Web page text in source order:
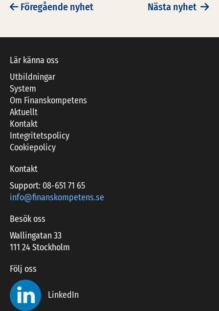
POST NAVIGATION
Föregående nyhet Nästa nyhet
Lär känna oss
Utbildningar
System
Om Finanskompetens
Aktuellt
Kontakt
Integritetspolicy
Cookiepolicy
Kontakt
Support: 08-651 71 65
info@finanskompetens.se
Besök oss
Wallingatan 33
111 24 Stockholm
Följ oss
LinkedIn